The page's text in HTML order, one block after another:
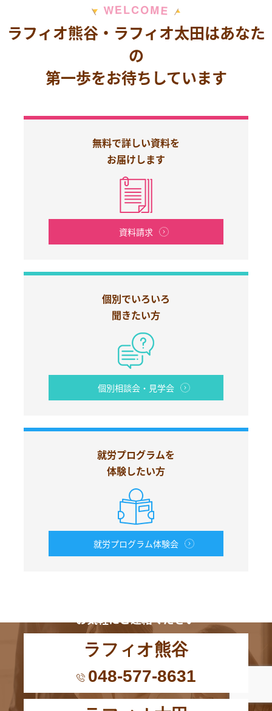
WELCOME
ラフィオ熊谷・ラフィオ太田はあなた
の
第一歩をお待ちしています
無料で詳しい資料を
お届けします
資料請求
個別でいろいろ
聞きたい方
個別相談会・見学会
就労プログラムを
体験したい方
就労プログラム体験会
お気軽にご連絡ください
ラフィオ熊谷
048-577-8631